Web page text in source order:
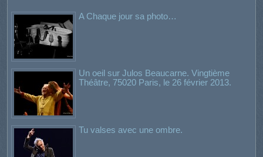
A Chaque jour sa photo…
Un oeil sur Julos Beaucarne. Vingtième
Théâtre, 75020 Paris, le 26 février 2013.
Tu valses avec une ombre.